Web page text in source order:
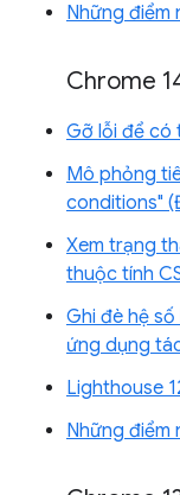
Những điểm
Chrome
Gỡ lỗi để có
Mô phỏng
conditions"
Xem trạng
thuộc tính
Ghi đè hệ
ứng dụng
Lighthouse
Những điểm